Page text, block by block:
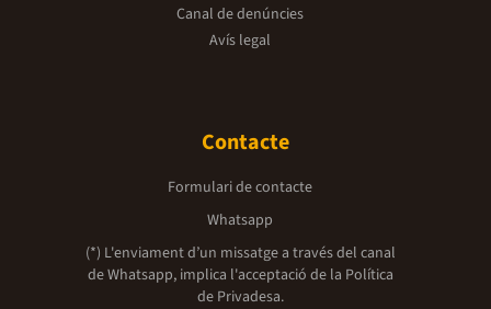
Canal de denúncies
Avís legal
Contacte
Formulari de contacte
Whatsapp
(*) L'enviament d’un missatge a través del canal
de Whatsapp, implica l'acceptació de la Política
de Privadesa.